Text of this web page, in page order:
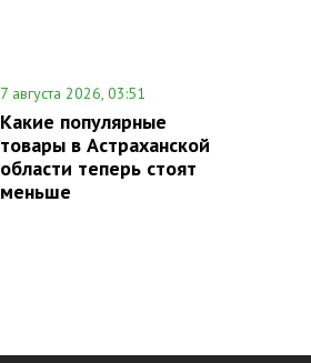
7 августа 2026, 03:51
Какие популярные
товары в Астраханской
области теперь стоят
меньше